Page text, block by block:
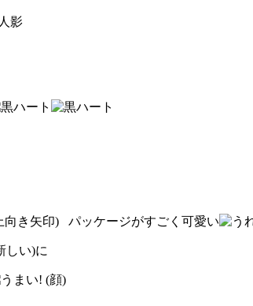
パッケージがすごく可愛い
に